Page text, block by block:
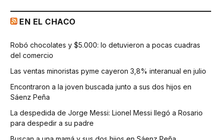
EN EL CHACO
Robó chocolates y $5.000: lo detuvieron a pocas cuadras
del comercio
Las ventas minoristas pyme cayeron 3,8% interanual en julio
Encontraron a la joven buscada junto a sus dos hijos en
Sáenz Peña
La despedida de Jorge Messi: Lionel Messi llegó a Rosario
para despedir a su padre